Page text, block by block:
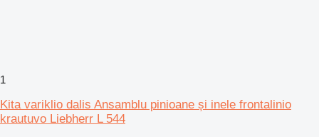
1
Kita variklio dalis Ansamblu pinioane și inele frontalinio
krautuvo Liebherr L 544